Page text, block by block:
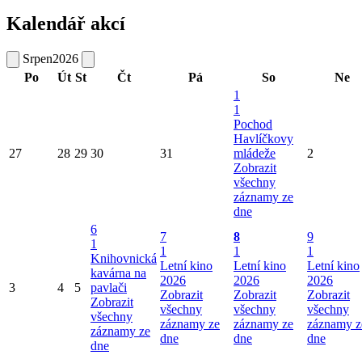
Kalendář akcí
Srpen2026
Po
Út St Čt Pá So Ne
27 28 29 30 31
1
1
Pochod
Havlíčkovy
mládeže
Zobrazit
všechny
záznamy ze
dne
2
3 4 5
6
1
Knihovnická
kavárna na
pavlači
Zobrazit
všechny
záznamy ze
dne
7
1
Letní kino
2026
Zobrazit
všechny
záznamy ze
dne
8
1
Letní kino
2026
Zobrazit
všechny
záznamy ze
dne
9
1
Letní kino
2026
Zobrazit
všechny
záznamy
dne